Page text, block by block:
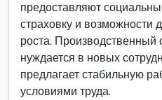
предоставляют
страховку и возможности
роста. Производственный
нуждается в новых
предлагает стабильную
условиями труда.